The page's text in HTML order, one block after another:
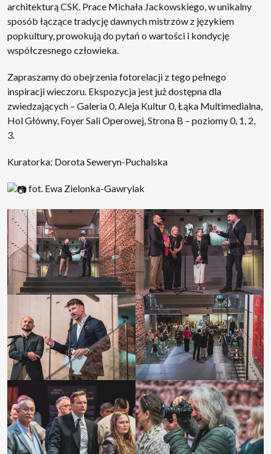
architekturą CSK. Prace Michała Jackowskiego, w unikalny
sposób łączące tradycję dawnych mistrzów z językiem
popkultury, prowokują do pytań o wartości i kondycję
współczesnego człowieka.
Zapraszamy do obejrzenia fotorelacji z tego pełnego
inspiracji wieczoru. Ekspozycja jest już dostępna dla
zwiedzających – Galeria 0, Aleja Kultur 0, Łąka Multimedialna,
Hol Główny, Foyer Sali Operowej, Strona B – poziomy 0, 1, 2,
3.
Kuratorka: Dorota Seweryn-Puchalska
fot. Ewa Zielonka-Gawrylak